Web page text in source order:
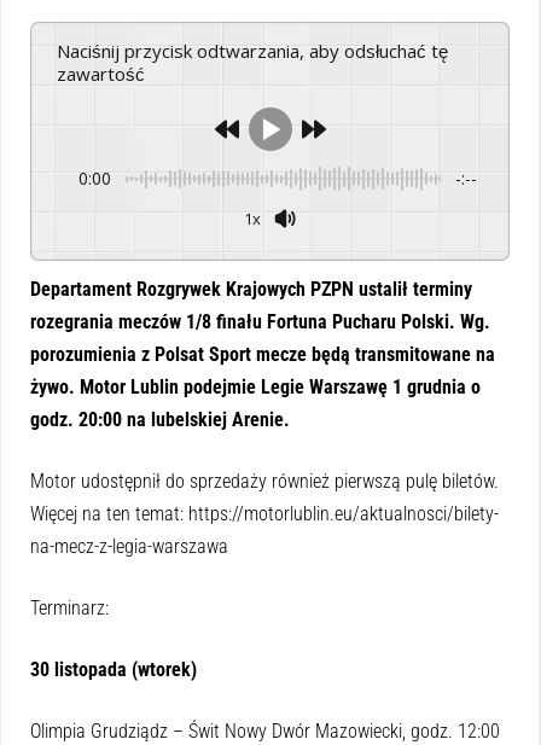
Naciśnij przycisk odtwarzania, aby odsłuchać tę
zawartość
0:00 -:--
1x
Departament Rozgrywek Krajowych PZPN ustalił terminy
rozegrania meczów 1/8 finału Fortuna Pucharu Polski. Wg.
porozumienia z Polsat Sport mecze będą transmitowane na
żywo. Motor Lublin podejmie Legie Warszawę 1 grudnia o
godz. 20:00 na lubelskiej Arenie.
Motor udostępnił do sprzedaży również pierwszą pulę biletów.
Więcej na ten temat: https://motorlublin.eu/aktualnosci/bilety-
na-mecz-z-legia-warszawa
Terminarz:
30 listopada (wtorek)
Olimpia Grudziądz – Świt Nowy Dwór Mazowiecki, godz. 12:00